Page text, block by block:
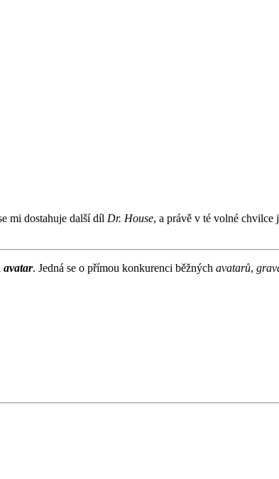
mi dostahuje další díl Dr. House, a právě v té volné chvilce
avatar. Jedná se o přímou konkurenci běžných avatarů,